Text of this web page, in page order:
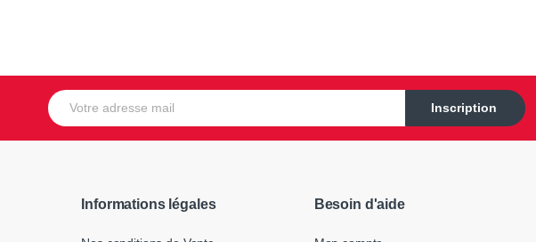
E-mail
Inscription
Informations légales Besoin d'aide